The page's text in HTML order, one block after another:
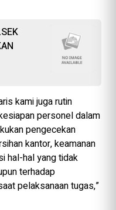
kami juga rutin
personel dalam
pengecekan
kantor, keamanan
hal-hal yang tidak
terhadap
pelaksanaan tugas,”